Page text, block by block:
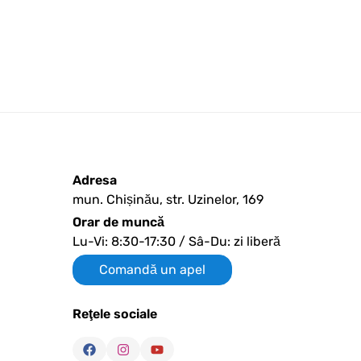
Adresa
mun. Chișinău, str. Uzinelor, 169
Orar de muncă
Lu-Vi: 8:30-17:30 / Sâ-Du: zi liberă
Comandă un apel
Reţele sociale